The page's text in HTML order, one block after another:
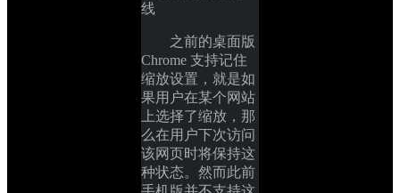
之前的桌面版
Chrome 支持记住
缩放设置，就是如
果用户在某个网站
上选择了缩放，那
么在用户下次访问
该网页时将保持这
种状态。然而此前